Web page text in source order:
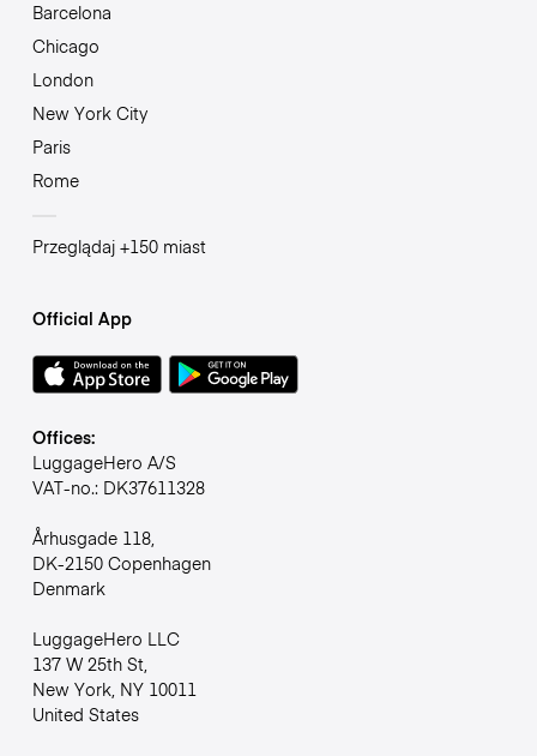
Barcelona
Chicago
London
New York City
Paris
Rome
Przeglądaj +150 miast
Official App
Offices:
LuggageHero A/S
VAT-no.: DK37611328
Århusgade 118,
DK-2150 Copenhagen
Denmark
LuggageHero LLC
137 W 25th St,
New York, NY 10011
United States